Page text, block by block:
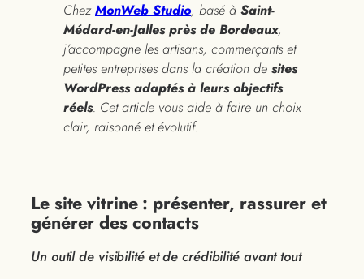
ChezMonWeb Studio, basé à Saint-
Médard-en-Jalles près de Bordeaux,
j’accompagne les artisans, commerçants et
petites entreprises dans la création de sites
WordPress adaptés à leurs objectifs
réels. Cet article vous aide à faire un choix
clair, raisonné et évolutif.
Le site vitrine : présenter, rassurer et
générer des contacts
Un outil de visibilité et de crédibilité avant tout